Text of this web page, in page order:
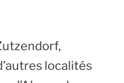
localités